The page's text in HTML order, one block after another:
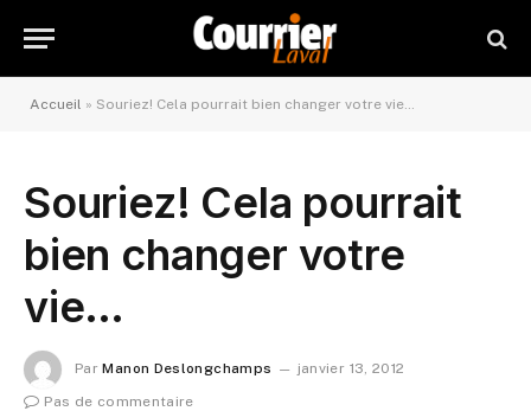
Accueil » Souriez! Cela pourrait bien changer votre vie…
Souriez! Cela pourrait
bien changer votre
vie…
Par Manon Deslongchamps
janvier 13, 2012
Pas de commentaire